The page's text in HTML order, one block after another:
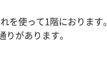
を使って1階におります。
があります。